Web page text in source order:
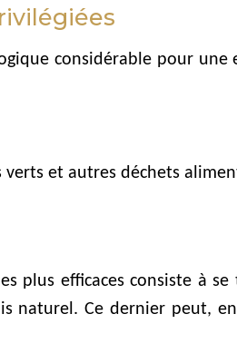
considérable pour
et autres déchets
plus efficaces consiste à
naturel. Ce dernier peut,